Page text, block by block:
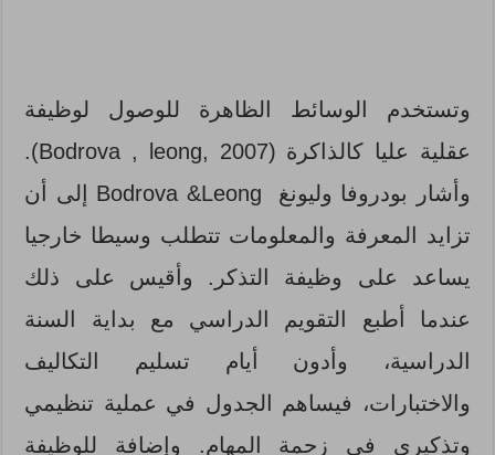
وتستخدم الوسائط الظاهرة للوصول لوظيفة
عقلية عليا كالذاكرة (Bodrova , leong, 2007).
وأشار بودروفا وليونغ Bodrova &Leong إلى أن
تزايد المعرفة والمعلومات تتطلب وسيطا خارجيا
يساعد على وظيفة التذكر. وأقيس على ذلك
عندما أطبع التقويم الدراسي مع بداية السنة
الدراسية، وأدون أيام تسليم التكاليف
والاختبارات، فيساهم الجدول في عملية تنظيمي
وتذكيري في زحمة المهام. وإضافة للوظيفة